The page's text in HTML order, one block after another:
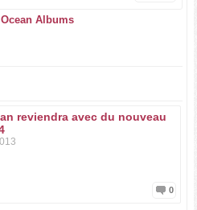
Albums
reviendra avec du nouveau
0